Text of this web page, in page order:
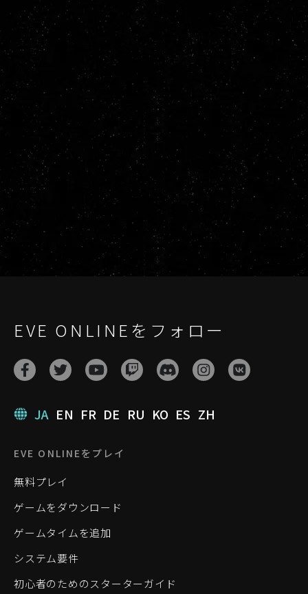
EVE ONLINEをフォロー
JA EN FR DE RU KO ES ZH
EVE ONLINEをプレイ
無料プレイ
ゲームをダウンロード
ゲームタイムを追加
システム要件
初心者のためのスターターガイド